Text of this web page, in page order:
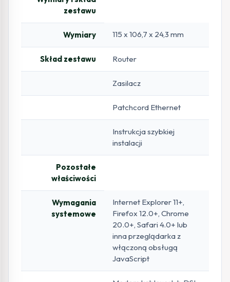
zestawu
Wymiary 115 x 106,7 x 24,3 mm
Skład zestawu Router
Zasilacz
Patchcord Ethernet
Instrukcja szybkiej
instalacji
Pozostałe
właściwości
Wymagania
systemowe
Internet Explorer 11+,
Firefox 12.0+, Chrome
20.0+, Safari 4.0+ lub
inna przeglądarka z
włączoną obsługą
JavaScript